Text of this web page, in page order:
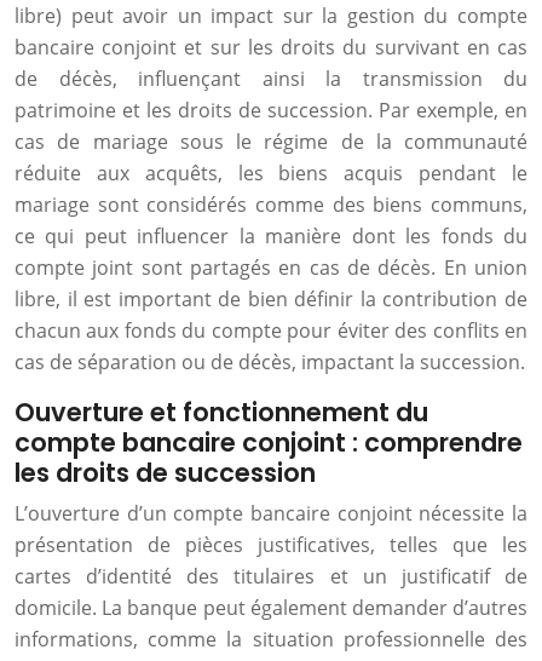
libre) peut avoir un impact sur la gestion du compte
bancaire conjoint et sur les droits du survivant en cas
de décès, influençant ainsi la transmission du
patrimoine et les droits de succession. Par exemple, en
cas de mariage sous le régime de la communauté
réduite aux acquêts, les biens acquis pendant le
mariage sont considérés comme des biens communs,
ce qui peut influencer la manière dont les fonds du
compte joint sont partagés en cas de décès. En union
libre, il est important de bien définir la contribution de
chacun aux fonds du compte pour éviter des conflits en
cas de séparation ou de décès, impactant la succession.
Ouverture et fonctionnement du
compte bancaire conjoint : comprendre
les droits de succession
L’ouverture d’un compte bancaire conjoint nécessite la
présentation de pièces justificatives, telles que les
cartes d’identité des titulaires et un justificatif de
domicile. La banque peut également demander d’autres
informations, comme la situation professionnelle des